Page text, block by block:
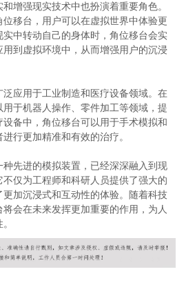
增强现实技术中也扮演着重要角色。
移台，用户可以在虚拟世界中体验更
中转动自己的身体时，角位移台会实
到虚拟环境中，从而增强用户的沉浸
应用于工业制造和医疗设备领域。在
于机器人操作、零件加工等领域，提
备中，角位移台可以用于手术模拟和
行更加精准和有效的治疗。
先进的模拟装置，已经深深融入到现
仅为工程师和科研人员提供了强大的
加沉浸式和互动性的体验。随着科技
会在未来发挥更加重要的作用，为人